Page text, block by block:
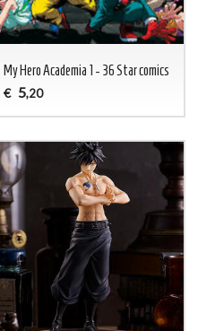
My Hero Academia 1 - 36 Star comics
€ 5,20